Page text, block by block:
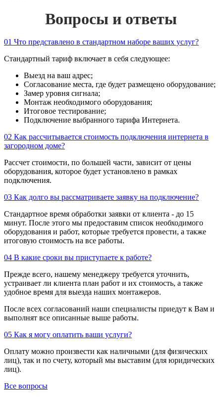
Вопросы и ответы
01 Что представлено в стандартном наборе ваших услуг?
Стандартный тариф включает в себя следующее:
Выезд на ваш адрес;
Согласование места, где будет размещено оборудование;
Замер уровня сигнала;
Монтаж необходимого оборудования;
Итоговое тестирование;
Подключение выбранного тарифа Интернета.
02 Как рассчитывается стоимость подключения интернета в
загородном доме?
Рассчет стоимости, по большей части, зависит от цены
оборудования, которое будет установлено в рамках
подключения.
03 Как долго вы рассматриваете заявку на подключение?
Стандартное время обработки заявки от клиента - до 15
минут. После этого мы предоставим список необходимого
оборудования и работ, которые требуется провести, а также
итоговую стоимость на все работы.
04 В какие сроки вы приступаете к работе?
Прежде всего, нашему менеджеру требуется уточнить,
устраивает ли клиента план работ и их стоимость, а также
удобное время для выезда наших монтажеров.
После всех согласований наши специалисты приедут к Вам и
выполнят все описанные выше работы.
05 Как я могу оплатить ваши услуги?
Оплату можно произвести как наличными (для физических
лиц), так и по счету, который мы выставим (для юридических
лиц).
Все вопросы